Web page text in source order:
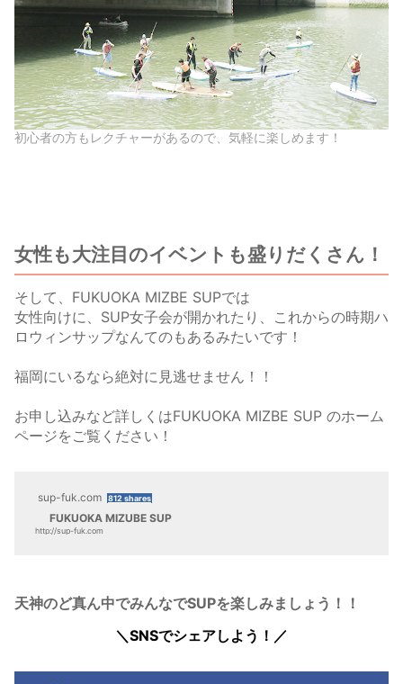
初心者の方もレクチャーがあるので、気軽に楽しめます！
女性も大注目のイベントも盛りだくさん！
そして、FUKUOKA MIZBE SUPでは
女性向けに、SUP女子会が開かれたり、これからの時期ハ
ロウィンサップなんてのもあるみたいです！
福岡にいるなら絶対に見逃せません！！
お申し込みなど詳しくはFUKUOKA MIZBE SUP のホーム
ページをご覧ください！
sup-fuk.com 812 shares
FUKUOKA MIZUBE SUP
http://sup-fuk.com
天神のど真ん中でみんなでSUPを楽しみましょう！！
＼SNSでシェアしよう！／